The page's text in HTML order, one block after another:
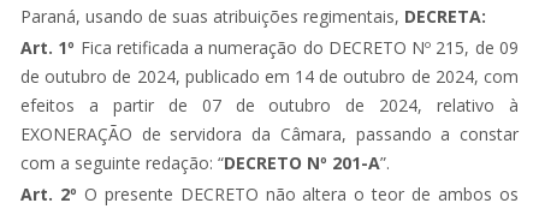
Paraná, usando de suas atribuições regimentais, DECRETA:
Art. 1º Fica retificada a numeração do DECRETO Nº 215, de 09
de outubro de 2024, publicado em 14 de outubro de 2024, com
efeitos a partir de 07 de outubro de 2024, relativo à
EXONERAÇÃO de servidora da Câmara, passando a constar
com a seguinte redação: “DECRETO Nº 201-A”.
Art. 2º O presente DECRETO não altera o teor de ambos os